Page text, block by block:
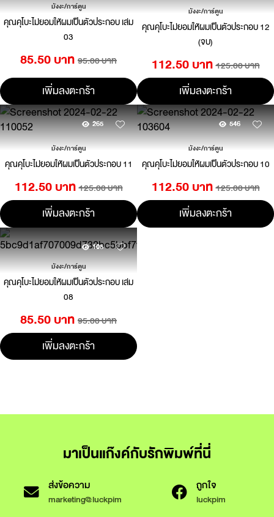
มังงะ/การ์ตูน
คุณคุโบะไม่ยอมให้ผมเป็นตัวประกอบ เล่ม
03
85.50 บาท 95.00 บาท
เพิ่มลงตะกร้า
มังงะ/การ์ตูน
คุณคุโบะไม่ยอมให้ผมเป็นตัวประกอบ 12
(จบ)
112.50 บาท 125.00 บาท
เพิ่มลงตะกร้า
265
มังงะ/การ์ตูน
คุณคุโบะไม่ยอมให้ผมเป็นตัวประกอบ 11
112.50 บาท 125.00 บาท
เพิ่มลงตะกร้า
546
มังงะ/การ์ตูน
คุณคุโบะไม่ยอมให้ผมเป็นตัวประกอบ 10
112.50 บาท 125.00 บาท
เพิ่มลงตะกร้า
105
มังงะ/การ์ตูน
คุณคุโบะไม่ยอมให้ผมเป็นตัวประกอบ เล่ม
08
85.50 บาท 95.00 บาท
เพิ่มลงตะกร้า
มาเป็นแก๊งค์กับรักพิมพ์ที่นี่
ส่งข้อความ
marketing@luckpim
ถูกใจ
luckpim